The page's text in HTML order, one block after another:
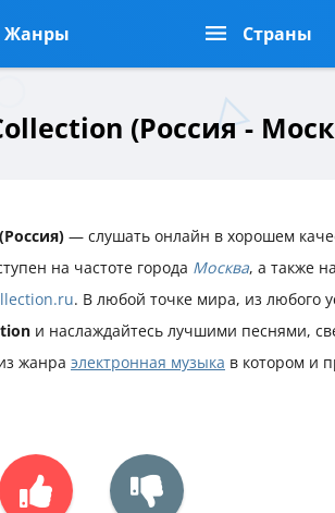
Жанры Страны
(Россия -
— слушать онлайн в хорошем
на частоте города Москва, а также
. В любой точке мира, из любого
и наслаждайтесь лучшими песнями,
жанра электронная музыка в котором и